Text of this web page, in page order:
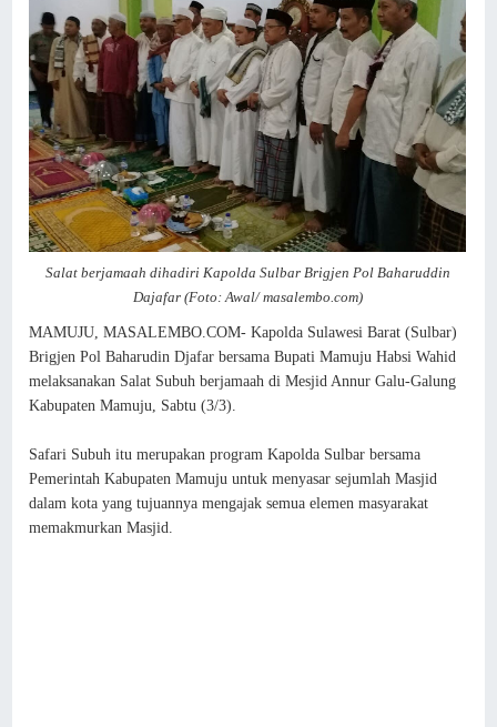
Salat berjamaah dihadiri Kapolda Sulbar Brigjen Pol Baharuddin
Dajafar (Foto: Awal/ masalembo.com)
MAMUJU, MASALEMBO.COM- Kapolda Sulawesi Barat (Sulbar)
Brigjen Pol Baharudin Djafar bersama Bupati Mamuju Habsi Wahid
melaksanakan Salat Subuh berjamaah di Mesjid Annur Galu-Galung
Kabupaten Mamuju, Sabtu (3/3).
Safari Subuh itu merupakan program Kapolda Sulbar bersama
Pemerintah Kabupaten Mamuju untuk menyasar sejumlah Masjid
dalam kota yang tujuannya mengajak semua elemen masyarakat
memakmurkan Masjid.